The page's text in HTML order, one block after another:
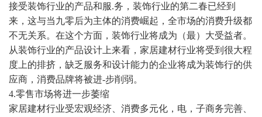
接受装饰行业的产品和服.务，装饰行业的第二春已经到
来，这与当九零后为主体的消费崛起，全市场的消费升级都
不无关系。在这个方面，装饰行业将成为（最）大受益者。
从装饰行业的产品设计上来看，家居建材行业将受到很大程
度上的排挤，缺乏服务和设计能力的企业将成为装饰行的供
应商，消费品牌将被进-步削弱。
4.零售市场将进一步萎缩
家居建材行业受宏观经济、消费多元化，电，子商务完善、